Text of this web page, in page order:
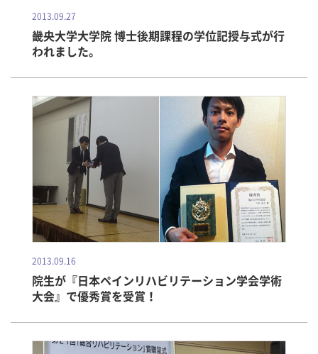
2013.09.27
畿央大学大学院 博士後期課程の学位記授与式が行
われました。
2013.09.16
院生が『日本ペインリハビリテーション学会学術
大会』で優秀賞を受賞！